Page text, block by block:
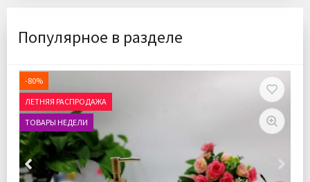
Популярное в разделе
-80%
ЛЕТНЯЯ РАСПРОДАЖА
ТОВАРЫ НЕДЕЛИ